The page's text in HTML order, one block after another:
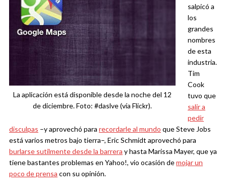
La aplicación está disponible desde la noche del 12
de diciembre. Foto: #daslve (vía Flickr).
salpicó a
los
grandes
nombres
de esta
industria.
Tim
Cook
tuvo que
salir a
pedir
disculpas –y aprovechó para recordarle al mundo que Steve Jobs
está varios metros bajo tierra–, Eric Schmidt aprovechó para
burlarse sutilmente desde la barrera y hasta Marissa Mayer, que ya
tiene bastantes problemas en Yahoo!, vio ocasión demojar un
poco de prensa con su opinión.